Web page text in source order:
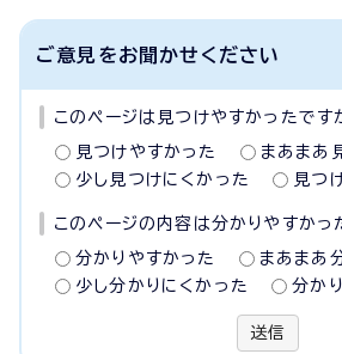
ご意見をお聞かせください
このページは見つけやすかったです
見つけやすかった
まあまあ
少し見つけにくかった
見つ
このページの内容は分かりやすかっ
分かりやすかった
まあまあ
少し分かりにくかった
分か
送信